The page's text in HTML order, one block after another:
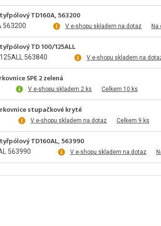
TD160A, 563200
563200 V e-shopu skladem na dotaz Na
TD 100/125ALL
563840 V e-shopu skladem na
SPE 2 zelená
V e-shopu skladem 2 ks Celkem 10 ks
stupačkové kryté
V e-shopu skladem na dotaz Celkem 9 ks
TD160AL, 563990
563990 V e-shopu skladem na dotaz